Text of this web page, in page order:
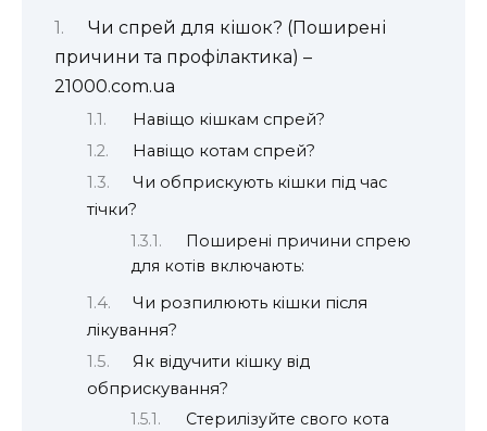
Чи спрей для кішок? (Поширені
причини та профілактика) –
21000.com.ua
Навіщо кішкам спрей?
Навіщо котам спрей?
Чи обприскують кішки під час
тічки?
Поширені причини спрею
для котів включають:
Чи розпилюють кішки після
лікування?
Як відучити кішку від
обприскування?
Стерилізуйте свого кота